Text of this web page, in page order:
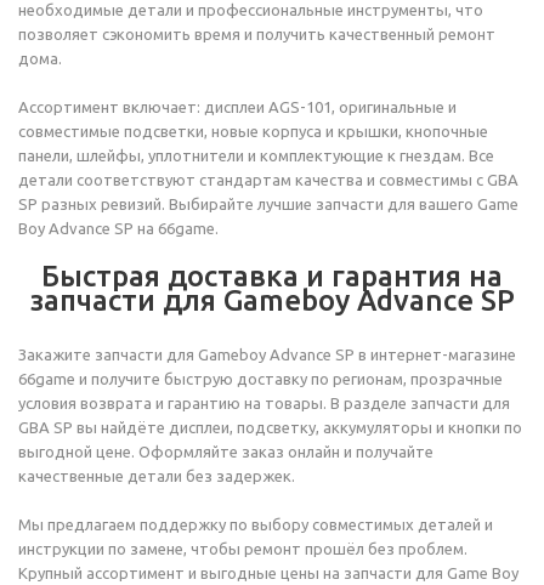
необходимые детали и профессиональные инструменты, что
позволяет сэкономить время и получить качественный ремонт
дома.
Ассортимент включает: дисплеи AGS-101, оригинальные и
совместимые подсветки, новые корпуса и крышки, кнопочные
панели, шлейфы, уплотнители и комплектующие к гнездам. Все
детали соответствуют стандартам качества и совместимы с GBA
SP разных ревизий. Выбирайте лучшие запчасти для вашего Game
Boy Advance SP на 66game.
Быстрая доставка и гарантия на
запчасти для Gameboy Advance SP
Закажите запчасти для Gameboy Advance SP в интернет-магазине
66game и получите быструю доставку по регионам, прозрачные
условия возврата и гарантию на товары. В разделе запчасти для
GBA SP вы найдёте дисплеи, подсветку, аккумуляторы и кнопки по
выгодной цене. Оформляйте заказ онлайн и получайте
качественные детали без задержек.
Мы предлагаем поддержку по выбору совместимых деталей и
инструкции по замене, чтобы ремонт прошёл без проблем.
Крупный ассортимент и выгодные цены на запчасти для Game Boy